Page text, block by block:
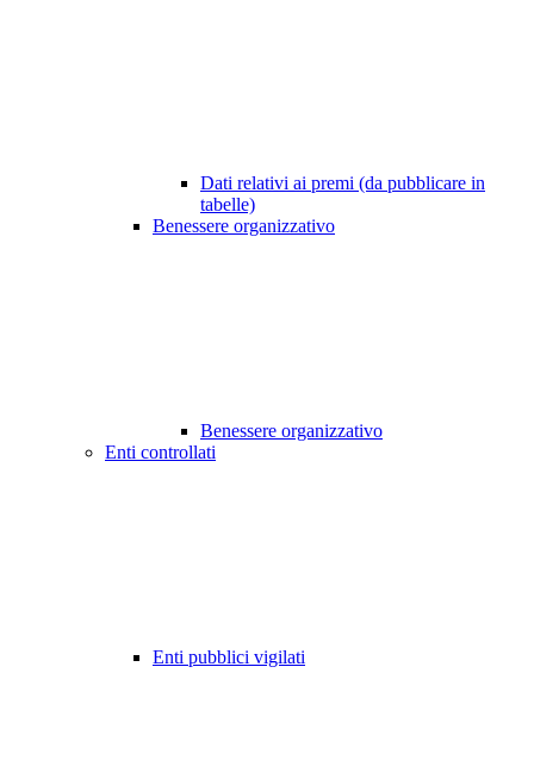
Dati relativi ai premi (da pubblicare in
tabelle)
Benessere organizzativo
Benessere organizzativo
Enti controllati
Enti pubblici vigilati